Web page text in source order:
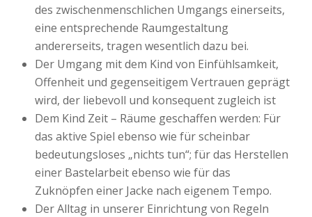
des zwischenmenschlichen Umgangs einerseits,
eine entsprechende Raumgestaltung
andererseits, tragen wesentlich dazu bei.
Der Umgang mit dem Kind von Einfühlsamkeit,
Offenheit und gegenseitigem Vertrauen geprägt
wird, der liebevoll und konsequent zugleich ist
Dem Kind Zeit – Räume geschaffen werden: Für
das aktive Spiel ebenso wie für scheinbar
bedeutungsloses „nichts tun“; für das Herstellen
einer Bastelarbeit ebenso wie für das
Zuknöpfen einer Jacke nach eigenem Tempo.
Der Alltag in unserer Einrichtung von Regeln